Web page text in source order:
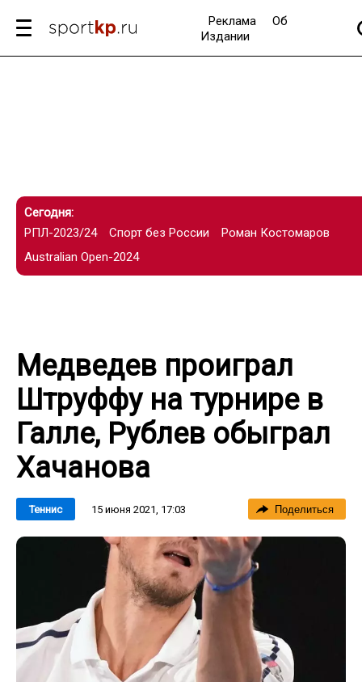
Реклама
Об
Издании
Сегодня:
РПЛ-2023/24
Спорт без России
Роман Костомаров
Australian Open-2024
Медведев проиграл
Штруффу на турнире в
Галле, Рублев обыграл
Хачанова
Теннис 15 июня 2021, 17:03 Поделиться